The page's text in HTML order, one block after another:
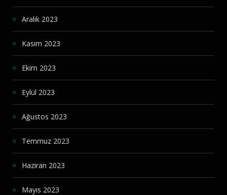
Aralık 2023
Kasım 2023
Ekim 2023
Eylül 2023
Ağustos 2023
Temmuz 2023
Haziran 2023
Mayıs 2023